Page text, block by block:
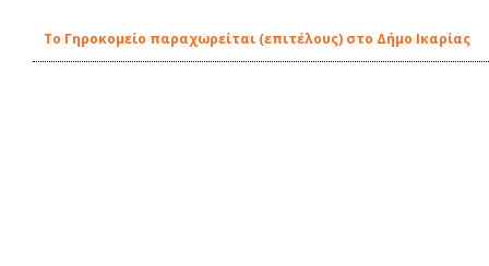
To Γηροκομείο παραχωρείται (επιτέλους) στο Δήμο Ικαρίας